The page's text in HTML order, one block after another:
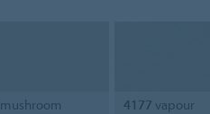
mushroom 4177 vapour